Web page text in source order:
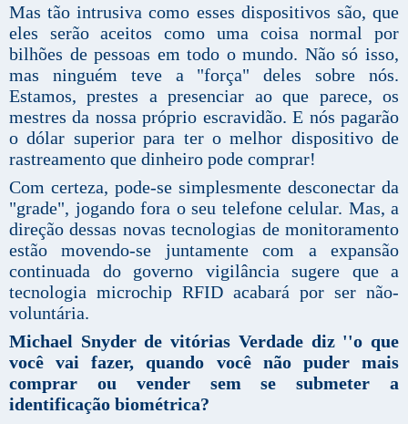
Mas tão intrusiva como esses dispositivos são, que
eles serão aceitos como uma coisa normal por
bilhões de pessoas em todo o mundo. Não só isso,
mas ninguém teve a "força" deles sobre nós.
Estamos, prestes a presenciar ao que parece, os
mestres da nossa próprio escravidão. E nós pagarão
o dólar superior para ter o melhor dispositivo de
rastreamento que dinheiro pode comprar!
Com certeza, pode-se simplesmente desconectar da
"grade", jogando fora o seu telefone celular. Mas, a
direção dessas novas tecnologias de monitoramento
estão movendo-se juntamente com a expansão
continuada do governo vigilância sugere que a
tecnologia microchip RFID acabará por ser não-
voluntária.
Michael Snyder de vitórias Verdade diz ''o que
você vai fazer, quando você não puder mais
comprar ou vender sem se submeter a
identificação biométrica?